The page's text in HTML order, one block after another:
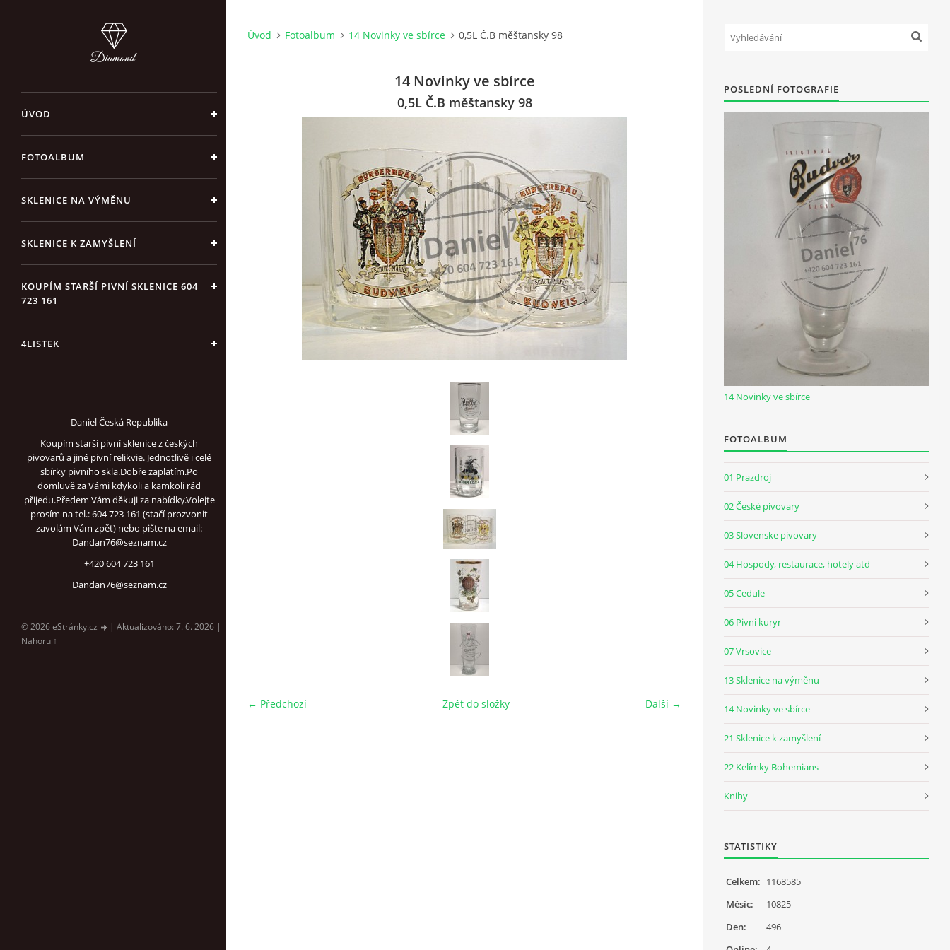
ÚVOD
FOTOALBUM
SKLENICE NA VÝMĚNU
SKLENICE K ZAMYŠLENÍ
KOUPÍM STARŠÍ PIVNÍ SKLENICE 604
723 161
4LISTEK
Daniel Česká Republika
Koupím starší pivní sklenice z českých
pivovarů a jiné pivní relikvie. Jednotlivě i celé
sbírky pivního skla.Dobře zaplatím.Po
domluvě za Vámi kdykoli a kamkoli rád
přijedu.Předem Vám děkuji za nabídky.Volejte
prosím na tel.: 604 723 161 (stačí prozvonit
zavolám Vám zpět) nebo pište na email:
Dandan76@seznam.cz
+420 604 723 161
Dandan76@seznam.cz
© 2026 eStránky.cz | Aktualizováno: 7. 6. 2026 |
Nahoru ↑
Úvod Fotoalbum 14 Novinky ve sbírce 0,5L Č.B měštansky 98
14 Novinky ve sbírce
0,5L Č.B měštansky 98
← Předchozí Další →
Zpět do složky
POSLEDNÍ FOTOGRAFIE
14 Novinky ve sbírce
FOTOALBUM
01 Prazdroj
02 České pivovary
03 Slovenske pivovary
04 Hospody, restaurace, hotely atd
05 Cedule
06 Pivni kuryr
07 Vrsovice
13 Sklenice na výměnu
14 Novinky ve sbírce
21 Sklenice k zamyšlení
22 Kelímky Bohemians
Knihy
STATISTIKY
Celkem: 1168585
Měsíc:
10825
Den:
496